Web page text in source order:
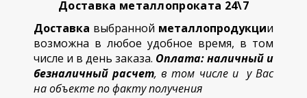
Доставка металлопроката 24\7
Доставка выбранной металлопродукции
возможна в любое удобное время, в том
числе и в день заказа. Оплата: наличный и
безналичный расчет, в том числе и у Вас
на объекте по факту получения